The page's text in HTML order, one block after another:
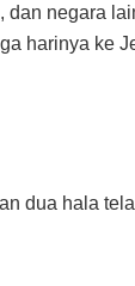
negara
harinya ke
dua hala